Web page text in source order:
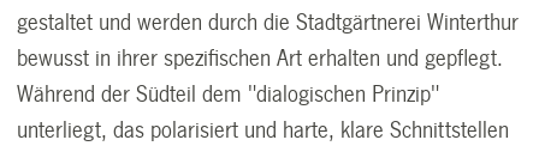
gestaltet und werden durch die Stadtgärtnerei Winterthur
bewusst in ihrer spezifischen Art erhalten und gepflegt.
Während der Südteil dem "dialogischen Prinzip"
unterliegt, das polarisiert und harte, klare Schnittstellen